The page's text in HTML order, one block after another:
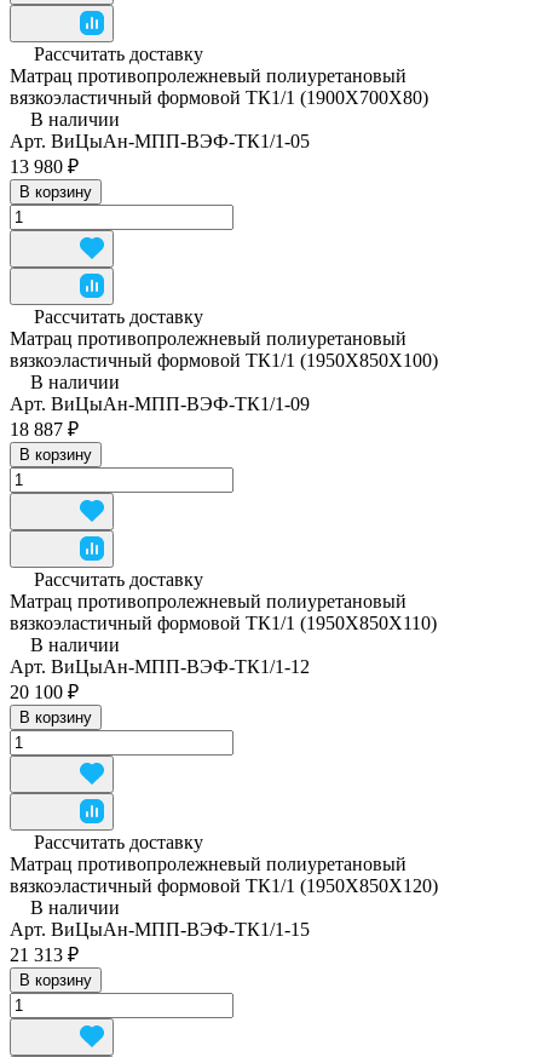
Рассчитать доставку
Матрац противопролежневый полиуретановый
вязкоэластичный формовой ТК1/1 (1900Х700Х80)
В наличии
Арт. ВиЦыАн-МПП-ВЭФ-ТК1/1-05
13 980 ₽
В корзину
Рассчитать доставку
Матрац противопролежневый полиуретановый
вязкоэластичный формовой ТК1/1 (1950Х850Х100)
В наличии
Арт. ВиЦыАн-МПП-ВЭФ-ТК1/1-09
18 887 ₽
В корзину
Рассчитать доставку
Матрац противопролежневый полиуретановый
вязкоэластичный формовой ТК1/1 (1950Х850Х110)
В наличии
Арт. ВиЦыАн-МПП-ВЭФ-ТК1/1-12
20 100 ₽
В корзину
Рассчитать доставку
Матрац противопролежневый полиуретановый
вязкоэластичный формовой ТК1/1 (1950Х850Х120)
В наличии
Арт. ВиЦыАн-МПП-ВЭФ-ТК1/1-15
21 313 ₽
В корзину